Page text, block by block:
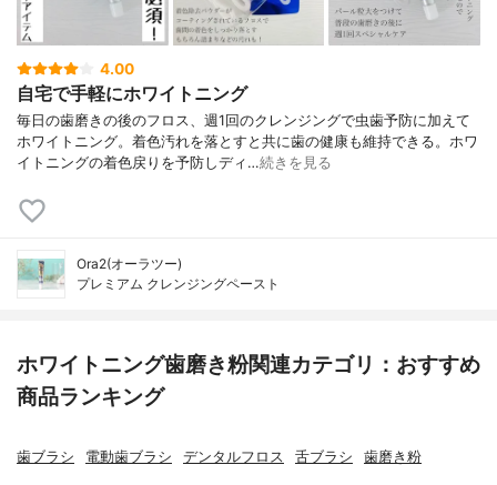
4.00
自宅で手軽にホワイトニング
毎日の歯磨きの後のフロス、週1回のクレンジングで虫歯予防に加えて
ホワイトニング。着色汚れを落とすと共に歯の健康も維持できる。ホワ
イトニングの着色戻りを予防しディ…続きを見る
Ora2(オーラツー)
プレミアム クレンジングペースト
ホワイトニング歯磨き粉関連カテゴリ：おすすめ
商品ランキング
歯ブラシ 電動歯ブラシ デンタルフロス 舌ブラシ 歯磨き粉